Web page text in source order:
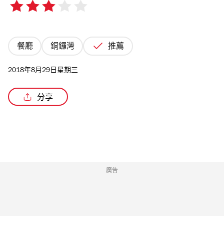
3/5
餐廳 銅鑼灣 推薦
2018年8月29日星期三
分享
廣告